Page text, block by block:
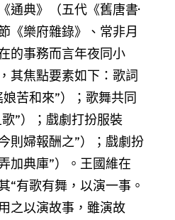
通典》（五代《舊唐書·
《樂府雜錄》、常非月
的事務而言年夜同小
其焦點要素如下：歌詞
娘苦和來”）；歌舞共同
歌”）；戲劇打扮服裝
則婦報酬之”）；戲劇扮
加典庫”）。王國維在
“有歌有舞，以演一事。
之以演故事，雖演故